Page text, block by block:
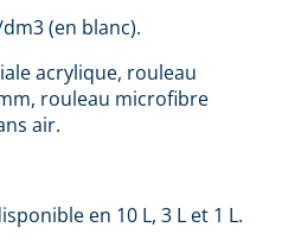
(en blanc).
acrylique, rouleau
rouleau microfibre
air.
en 10 L, 3 L et 1 L.